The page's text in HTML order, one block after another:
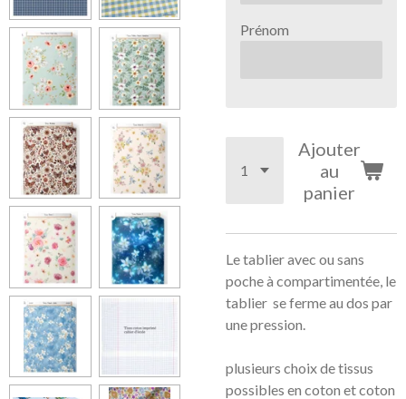
Prénom
Ajouter
au
panier
Le tablier avec ou sans
poche à compartimentée, le
tablier se ferme au dos par
une pression.
plusieurs choix de tissus
possibles en coton et coton